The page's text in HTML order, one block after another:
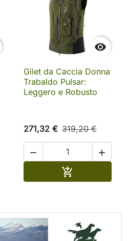

Gilet da Caccia Donna
Trabaldo Pulsar:
Leggero e Robusto
271,32 € 319,20 €
 
